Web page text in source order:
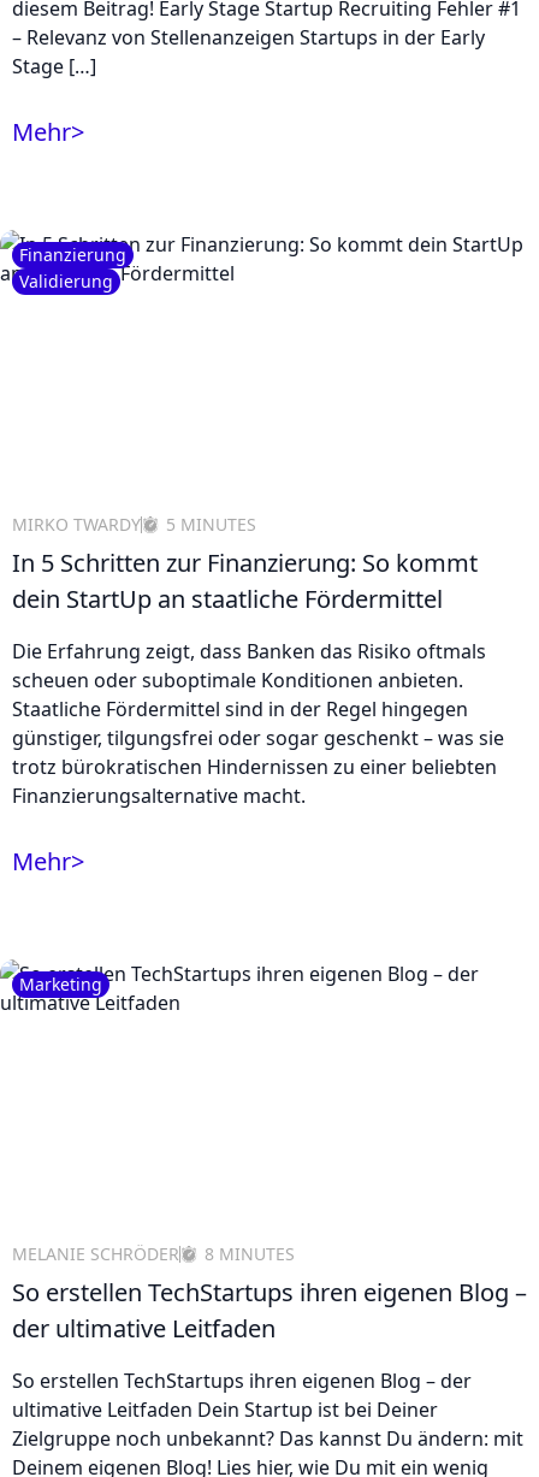
diesem Beitrag! Early Stage Startup Recruiting Fehler #1
– Relevanz von Stellenanzeigen Startups in der Early
Stage […]
Mehr>
Finanzierung
Validierung
MIRKO TWARDY 5 MINUTES
In 5 Schritten zur Finanzierung: So kommt
dein StartUp an staatliche Fördermittel
Die Erfahrung zeigt, dass Banken das Risiko oftmals
scheuen oder suboptimale Konditionen anbieten.
Staatliche Fördermittel sind in der Regel hingegen
günstiger, tilgungsfrei oder sogar geschenkt – was sie
trotz bürokratischen Hindernissen zu einer beliebten
Finanzierungsalternative macht.
Mehr>
Marketing
MELANIE SCHRÖDER 8 MINUTES
So erstellen TechStartups ihren eigenen Blog –
der ultimative Leitfaden
So erstellen TechStartups ihren eigenen Blog – der
ultimative Leitfaden Dein Startup ist bei Deiner
Zielgruppe noch unbekannt? Das kannst Du ändern: mit
Deinem eigenen Blog! Lies hier, wie Du mit ein wenig